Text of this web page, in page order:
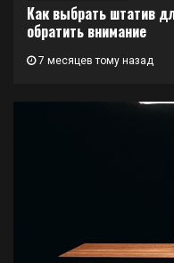
Как выбрать штатив
обратить внимание
7 месяцев тому назад